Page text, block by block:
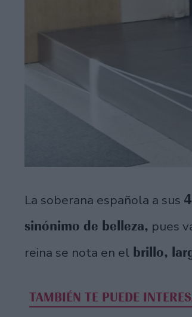
La soberana española a sus
sinónimo de belleza, pues
reina se nota en el brillo,
TAMBIÉN TE PUEDE